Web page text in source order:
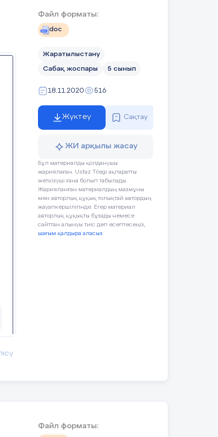
тыңдап,
қадамдық
жасайды, бір-
мысалы бір
отырып
бойынша
басқа
немесе
өлшеу
алюминий
тапсырмаларды
орындау барысында
ой өрісін жетілдіру
Файл форматы:
doc
Жаратылыстану
Сабақ жоспары 5 сынып
18.11.2020 516
Жүктеу Сақтау
ЖИ арқылы жасау
Бұл материалды қолданушы
жариялаған. Ustaz Tilegi ақпаратты
жеткізуші ғана болып табылады.
Жарияланған материалдың мазмұны
мен авторлық құқық толықтай автордың
жауапкершілігінде. Егер материал
авторлық құқықты бұзады немесе
сайттан алынуы тиіс деп есептесеңіз,
шағым қалдыра аласыз
Файл форматы: